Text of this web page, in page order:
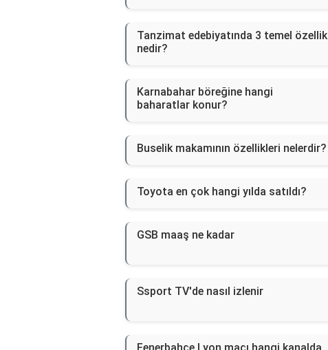
Tanzimat edebiyatında 3 temel özellik
nedir?
Karnabahar böreğine hangi
baharatlar konur?
Buselik makamının özellikleri nelerdir?
Toyota en çok hangi yılda satıldı?
GSB maaş ne kadar
Ssport TV'de nasıl izlenir